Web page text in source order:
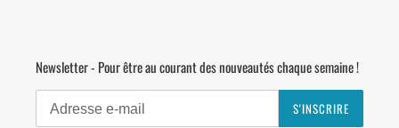
Newsletter - Pour être au courant des nouveautés chaque semaine !
S'INSCRIRE